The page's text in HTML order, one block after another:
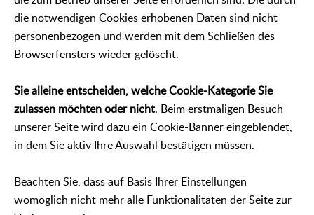
die notwendigen Cookies erhobenen Daten sind nicht
personenbezogen und werden mit dem Schließen des
Browserfensters wieder gelöscht.
Sie alleine entscheiden, welche Cookie-Kategorie Sie
zulassen möchten oder nicht. Beim erstmaligen Besuch
unserer Seite wird dazu ein Cookie-Banner eingeblendet,
in dem Sie aktiv Ihre Auswahl bestätigen müssen.
Beachten Sie, dass auf Basis Ihrer Einstellungen
womöglich nicht mehr alle Funktionalitäten der Seite zur